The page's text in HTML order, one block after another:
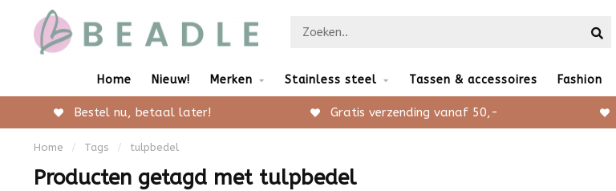
Home Nieuw! Merken Stainless steel Tassen & accessoires Fashion
Bestel nu, betaal later! Gratis verzending vanaf 50,-
Home / Tags / tulpbedel
Producten getagd met tulpbedel